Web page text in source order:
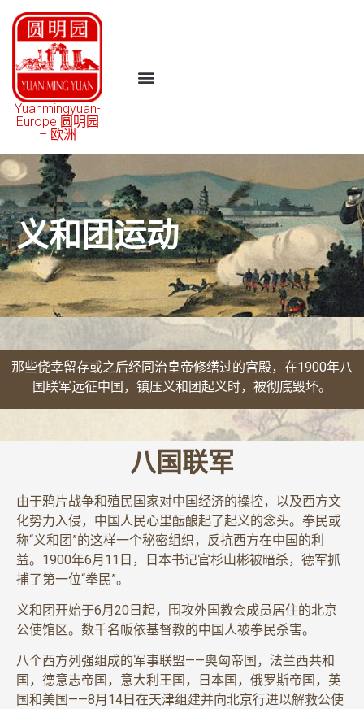
Yuanmingyuan-
Europe 圆明园
– 欧洲
义和团运动
那些侥幸留存或之后经同治皇帝修缮过的宫殿，在1900年八
国联军远征中国，镇压义和团起义时，被彻底毁坏。
八国联军
由于鸦片战争和殖民国家对中国经济的操控，以及西方文
化势力入侵，中国人民心里酝酿起了起义的念头。拳民或
称“义和团”的这样一个秘密组织，反抗西方在中国的利
益。1900年6月11日，日本书记官杉山彬被暗杀，德军抓
捕了第一位“拳民”。
义和团开始于6月20日起，围攻外国教会成员居住的北京
公使馆区。数千名皈依基督教的中国人被拳民杀害。
八个西方列强组成的军事联盟——奥匈帝国，法兰西共和
国，德意志帝国，意大利王国，日本国，俄罗斯帝国，英
国和美国——8月14日在天津组建并向北京行进以解救公使